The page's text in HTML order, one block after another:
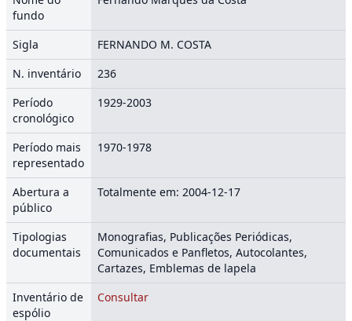
fundo
Sigla
FERNANDO M. COSTA
N. inventário
236
Período
cronológico
1929-2003
Período mais
representado
1970-1978
Abertura a
público
Totalmente em: 2004-12-17
Tipologias
documentais
Monografias, Publicações Periódicas,
Comunicados e Panfletos, Autocolantes,
Cartazes, Emblemas de lapela
Inventário de
espólio
Consultar